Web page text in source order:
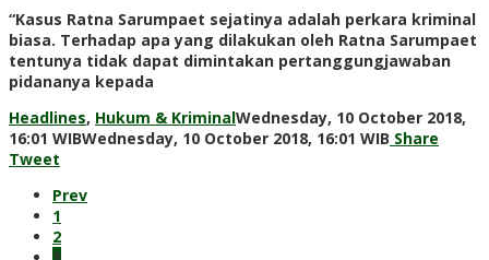
“Kasus Ratna Sarumpaet sejatinya adalah perkara kriminal
biasa. Terhadap apa yang dilakukan oleh Ratna Sarumpaet
tentunya tidak dapat dimintakan pertanggungjawaban
pidananya kepada
Headlines, Hukum & KriminalWednesday, 10 October 2018,
16:01 WIBWednesday, 10 October 2018, 16:01 WIB by
Share
Tweet
Prev
1
2